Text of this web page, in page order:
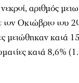
αριθμός
Οκτώβριο του
μειώθηκαν κατά
κατά 8,6%